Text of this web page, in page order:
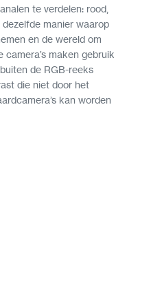
te verdelen: rood,
manier waarop
en de wereld om
camera’s maken gebruik
de RGB-reeks
die niet door het
kan worden